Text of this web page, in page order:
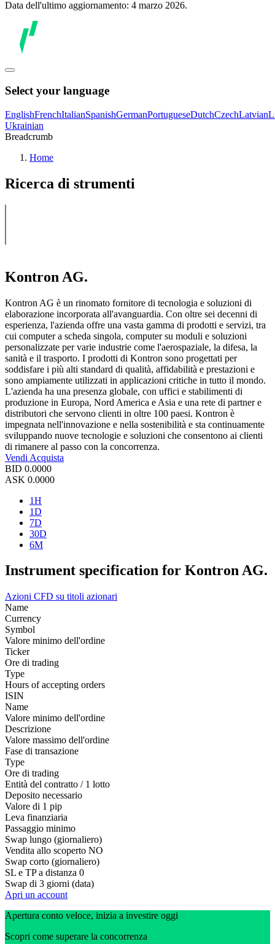
Data dell'ultimo aggiornamento: 4 marzo 2026.
Select your language
EnglishFrenchItalianSpanishGermanPortugueseDutchCzechLatvian
Ukrainian
Breadcrumb
Home
Ricerca di strumenti
Kontron AG.
Kontron AG è un rinomato fornitore di tecnologia e soluzioni di
elaborazione incorporata all'avanguardia. Con oltre sei decenni di
esperienza, l'azienda offre una vasta gamma di prodotti e servizi, tra
cui computer a scheda singola, computer su moduli e soluzioni
personalizzate per varie industrie come l'aerospaziale, la difesa, la
sanità e il trasporto. I prodotti di Kontron sono progettati per
soddisfare i più alti standard di qualità, affidabilità e prestazioni e
sono ampiamente utilizzati in applicazioni critiche in tutto il mondo.
L'azienda ha una presenza globale, con uffici e stabilimenti di
produzione in Europa, Nord America e Asia e una rete di partner e
distributori che servono clienti in oltre 100 paesi. Kontron è
impegnata nell'innovazione e nella sostenibilità e sta continuamente
sviluppando nuove tecnologie e soluzioni che consentono ai clienti
di rimanere al passo con la concorrenza.
Vendi Acquista
BID 0.0000
ASK 0.0000
1H
1D
7D
30D
6M
Instrument specification for Kontron AG.
Azioni CFD su titoli azionari
Name
Currency
Symbol
Valore minimo dell'ordine
Ticker
Ore di trading
Type
Hours of accepting orders
ISIN
Name
Valore minimo dell'ordine
Descrizione
Valore massimo dell'ordine
Fase di transazione
Type
Ore di trading
Entità del contratto / 1 lotto
Deposito necessario
Valore di 1 pip
Leva finanziaria
Passaggio minimo
Swap lungo (giornaliero)
Vendita allo scoperto NO
Swap corto (giornaliero)
SL e TP a distanza 0
Swap di 3 giorni (data)
Apri un account
Apertura conto veloce, inizia a investire oggi
Scopri come superare la concorrenza